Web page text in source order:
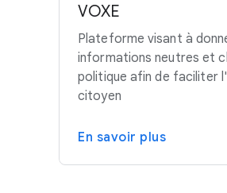
VOXE
Plateforme visant à
informations neutres et
politique afin de faciliter
citoyen
En savoir plus